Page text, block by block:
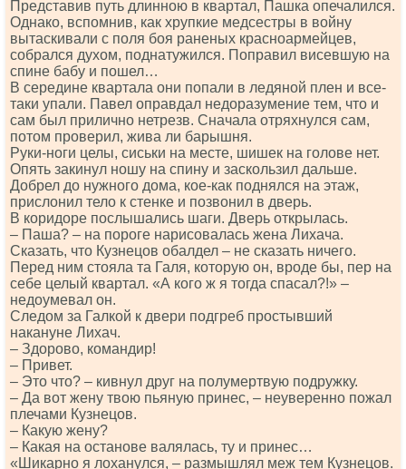
Представив путь длинною в квартал, Пашка опечалился.
Однако, вспомнив, как хрупкие медсестры в войну
вытаскивали с поля боя раненых красноармейцев,
собрался духом, поднатужился. Поправил висевшую на
спине бабу и пошел…
В середине квартала они попали в ледяной плен и все-
таки упали. Павел оправдал недоразумение тем, что и
сам был прилично нетрезв. Сначала отряхнулся сам,
потом проверил, жива ли барышня.
Руки-ноги целы, сиськи на месте, шишек на голове нет.
Опять закинул ношу на спину и заскользил дальше.
Добрел до нужного дома, кое-как поднялся на этаж,
прислонил тело к стенке и позвонил в дверь.
В коридоре послышались шаги. Дверь открылась.
– Паша? – на пороге нарисовалась жена Лихача.
Сказать, что Кузнецов обалдел – не сказать ничего.
Перед ним стояла та Галя, которую он, вроде бы, пер на
себе целый квартал. «А кого ж я тогда спасал?!» –
недоумевал он.
Следом за Галкой к двери подгреб простывший
накануне Лихач.
– Здорово, командир!
– Привет.
– Это что? – кивнул друг на полумертвую подружку.
– Да вот жену твою пьяную принес, – неуверенно пожал
плечами Кузнецов.
– Какую жену?
– Какая на останове валялась, ту и принес…
«Шикарно я лоханулся, – размышлял меж тем Кузнецов.